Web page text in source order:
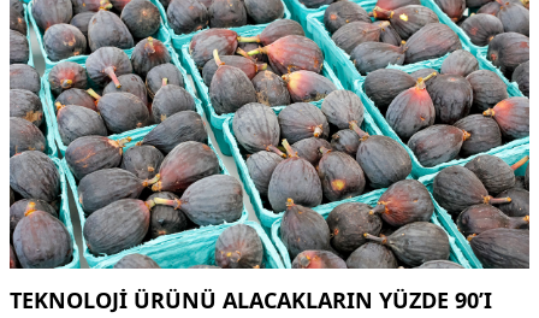
TEKNOLOJI ÜRÜNÜ ALACAKLARIN YÜZDE 90’I